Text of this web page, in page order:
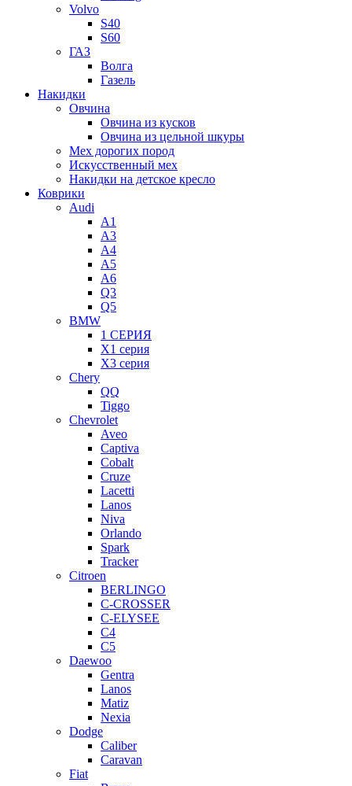
Volvo
S40
S60
ГАЗ
Волга
Газель
Накидки
Овчина
Овчина из кусков
Овчина из цельной шкуры
Мех дорогих пород
Искусственный мех
Накидки на детское кресло
Коврики
Audi
A1
A3
A4
A5
A6
Q3
Q5
BMW
1 СЕРИЯ
X1 серия
X3 серия
Chery
QQ
Tiggo
Chevrolet
Aveo
Captiva
Cobalt
Cruze
Lacetti
Lanos
Niva
Orlando
Spark
Tracker
Citroen
BERLINGO
C-CROSSER
C-ELYSEE
C4
C5
Daewoo
Gentra
Lanos
Matiz
Nexia
Dodge
Caliber
Caravan
Fiat